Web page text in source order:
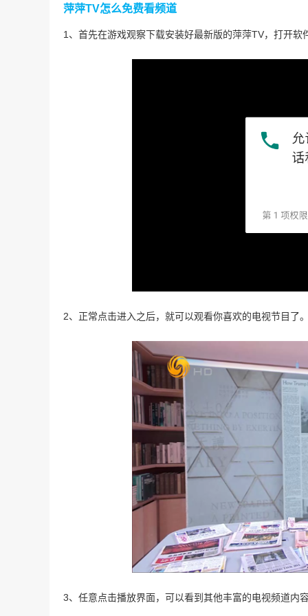
萍萍TV怎么免费看频道
1、首先在游戏观察下载安装好最新版的萍萍TV，打开软
2、正常点击进入之后，就可以观看你喜欢的电视节目了
3、任意点击播放界面，可以看到其他丰富的电视频道内